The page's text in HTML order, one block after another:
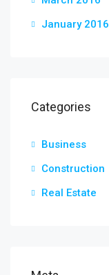
January 2016
Categories
Business
Construction
Real Estate